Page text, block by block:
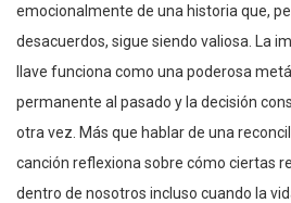
emocionalmente de una historia que,
desacuerdos, sigue siendo valiosa. La
llave funciona como una poderosa
permanente al pasado y la decisión
otra vez. Más que hablar de una
canción reflexiona sobre cómo ciertas
dentro de nosotros incluso cuando la